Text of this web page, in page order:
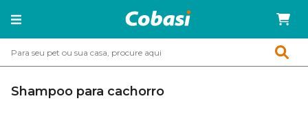
Shampoo para cachorro